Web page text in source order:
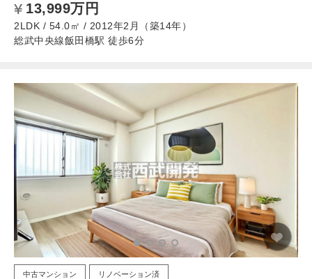
13,999万円
2LDK / 54.0㎡ / 2012年2月（築14年）
総武中央線飯田橋駅 徒歩6分
中古マンション リノベーション済